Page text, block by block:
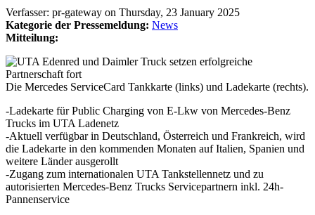
Verfasser: pr-gateway on Thursday, 23 January 2025
Kategorie der Pressemeldung: News
Mitteilung:
Die Mercedes ServiceCard Tankkarte (links) und Ladekarte (rechts).
-Ladekarte für Public Charging von E-Lkw von Mercedes-Benz
Trucks im UTA Ladenetz
-Aktuell verfügbar in Deutschland, Österreich und Frankreich, wird
die Ladekarte in den kommenden Monaten auf Italien, Spanien und
weitere Länder ausgerollt
-Zugang zum internationalen UTA Tankstellennetz und zu
autorisierten Mercedes-Benz Trucks Servicepartnern inkl. 24h-
Pannenservice